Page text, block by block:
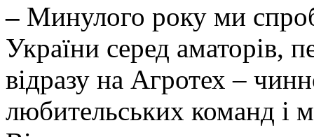
– Минулого року ми
України серед аматорів,
відразу на Агротех –
любительських команд і